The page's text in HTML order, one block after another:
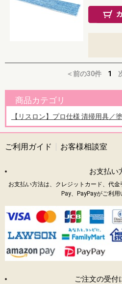
＜前の30件 1
商品カテゴリ
【リスロン】プロ仕様 清掃用具／
ご利用ガイド お客様相談室
お支払い
お支払い方法は、クレジットカード、代
Pay、PayPayがご利用
ご注文の受付